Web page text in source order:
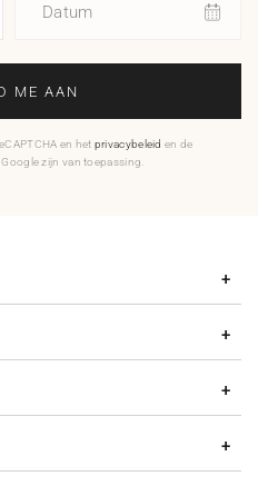
Datum
ME AAN
en het privacybeleid en de
zijn van toepassing.